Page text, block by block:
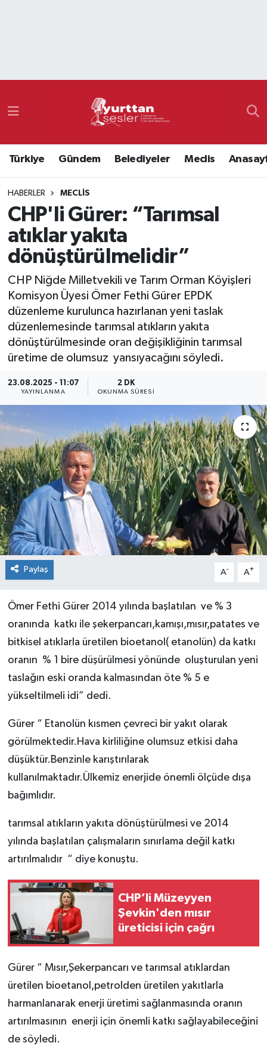
Türkiye Gündem Belediyeler Meclis
HABERLER MECLIS
CHP'li Gürer: “Tarımsal
atıklar yakıta
dönüştürülmelidir”
CHP Niğde Milletvekili ve Tarım Orman Köyişleri
Komisyon Üyesi Ömer Fethi Gürer EPDK
düzenleme kurulunca hazırlanan yeni taslak
düzenlemesinde tarımsal atıkların yakıta
dönüştürülmesinde oran değişikliğinin tarımsal
üretime de olumsuz yansıyacağını söyledi.
23.08.2025 - 11:07
YAYINLANMA
2 DK
OKUNMA SÜRESI
Paylaş A- A+
Ömer Fethi Gürer 2014 yılında başlatılan ve % 3
oranında katkı ile şekerpancarı,kamışı,mısır,patates ve
bitkisel atıklarla üretilen bioetanol( etanolün) da katkı
oranın % 1 bire düşürülmesi yönünde oluşturulan yeni
taslağın eski oranda kalmasından öte % 5 e
yükseltilmeli idi” dedi.
Gürer “ Etanolün kısmen çevreci bir yakıt olarak
görülmektedir.Hava kirliliğine olumsuz etkisi daha
düşüktür.Benzinle karıştırılarak
kullanılmaktadır.Ülkemiz enerjide önemli ölçüde dışa
bağımlıdır.
tarımsal atıkların yakıta dönüştürülmesi ve 2014
yılında başlatılan çalışmaların sınırlama değil katkı
artırılmalıdır “ diye konuştu.
CHP’li Müzeyyen
Şevkin'den mısır
üreticisi için çağrı
Gürer “ Mısır,Şekerpancarı ve tarımsal atıklardan
üretilen bioetanol,petrolden üretilen yakıtlarla
harmanlanarak enerji üretimi sağlanmasında oranın
artırılmasının enerji için önemli katkı sağlayabileceğini
de söyledi.
Namaz Vakitleri
Süper Lig Puan Durumu ve Fikstür
Tüm Manşetler
Son Dakika Haberleri
Haber Arşivi